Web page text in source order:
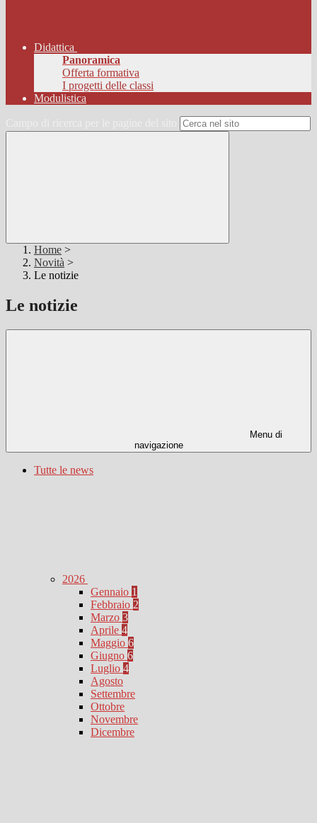
Didattica
Panoramica
Offerta formativa
I progetti delle classi
Modulistica
Home >
Novità >
Le notizie
Le notizie
Menu di
navigazione
Tutte le news
2026
Gennaio 1
Febbraio 2
Marzo 3
Aprile 4
Maggio 6
Giugno 6
Luglio 4
Agosto
Settembre
Ottobre
Novembre
Dicembre